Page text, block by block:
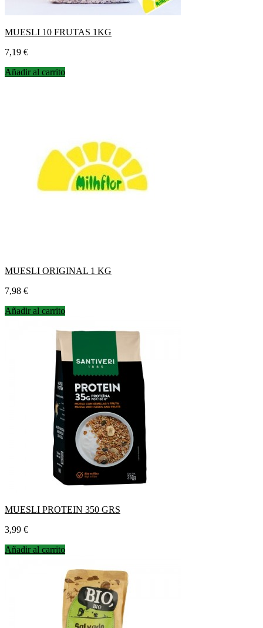
MUESLI 10 FRUTAS 1KG
Precio
7,19 €
Añadir al carrito
MUESLI ORIGINAL 1 KG
Precio
7,98 €
Añadir al carrito
MUESLI PROTEIN 350 GRS
Precio
3,99 €
Añadir al carrito